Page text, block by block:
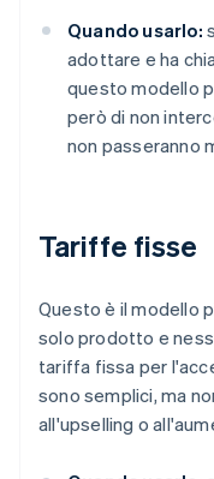
Quando usarlo:
adottare e ha
questo modello
però di non
non passeranno
Tariffe fisse
Questo è il modello
solo prodotto e
tariffa fissa per
sono semplici, ma
all'upselling o